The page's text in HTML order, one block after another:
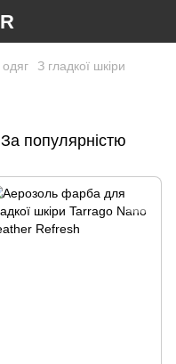
З гладкої шкіри
За популярністю